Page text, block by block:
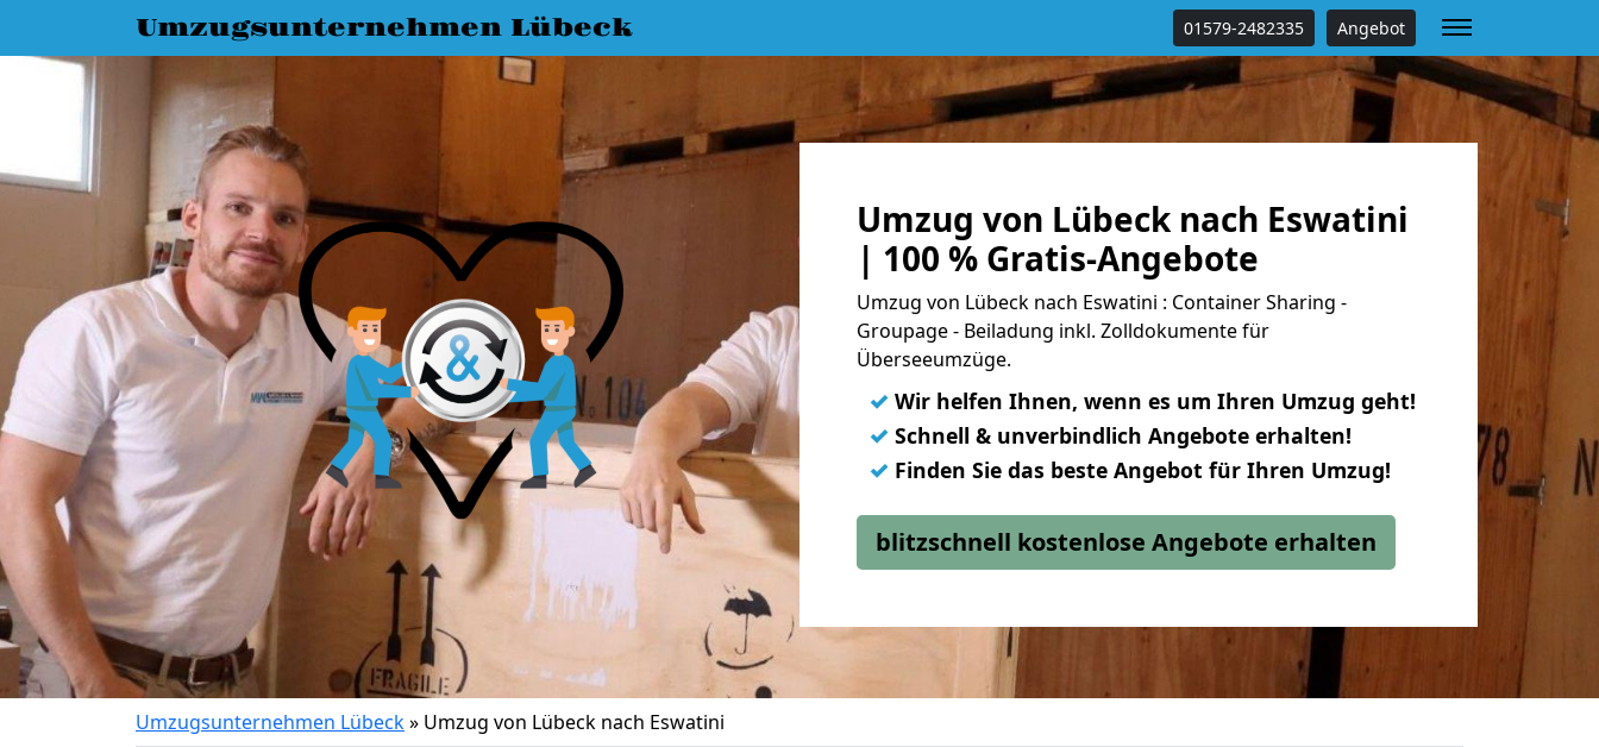
Umzugsunternehmen Lübeck 01579-2482335 Angebot
Umzug von Lübeck nach Eswatini
| 100 % Gratis-Angebote
Umzug von Lübeck nach Eswatini : Container Sharing -
Groupage - Beiladung inkl. Zolldokumente für
Überseeumzüge.
✓ Wir helfen Ihnen, wenn es um Ihren Umzug geht!
✓ Schnell & unverbindlich Angebote erhalten!
✓ Finden Sie das beste Angebot für Ihren Umzug!
blitzschnell kostenlose Angebote erhalten
Umzugsunternehmen Lübeck» Umzug von Lübeck nach Eswatini